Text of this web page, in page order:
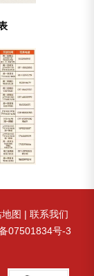
图 | 联系我们
07501834号-3